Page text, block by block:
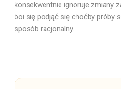
konsekwentnie ignoruje zmiany
boi się podjąć się choćby próby
sposób racjonalny.